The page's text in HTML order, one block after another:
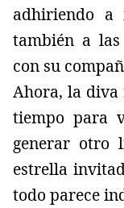
adhiriendo a
también a
con su
Ahora, la diva
tiempo para
generar otro
estrella
todo parece